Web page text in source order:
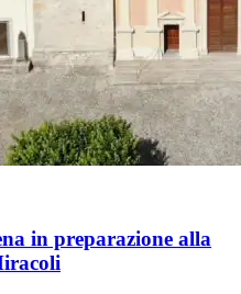
in preparazione alla